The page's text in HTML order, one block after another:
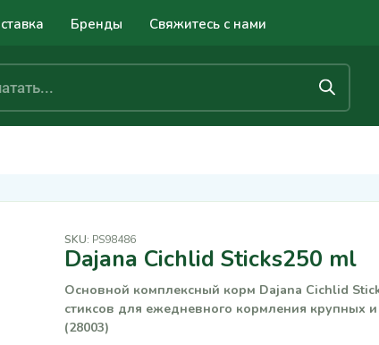
Бренды Свяжитесь с нами
SKU: PS98486
Dajana Cichlid Sticks250 ml
Основной комплексный корм Dajana Cichlid
стиксов для ежедневного кормления крупных
(28003)